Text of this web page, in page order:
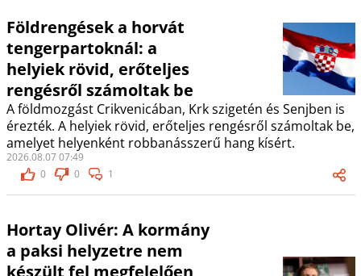
Földrengések a horvát
tengerpartoknál: a
helyiek rövid, erőteljes
rengésről számoltak be
A földmozgást Crikvenicában, Krk szigetén és Senjben is
érezték. A helyiek rövid, erőteljes rengésről számoltak be,
amelyet helyenként robbanásszerű hang kísért.
2026.08.07 07:49
0
0 1
Hortay Olivér: A kormány
a paksi helyzetre nem
készült fel megfelelően,